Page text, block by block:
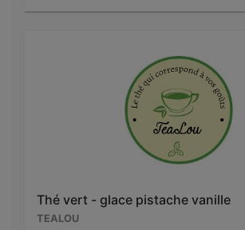
Thé vert - glace pistache vanille
TEALOU